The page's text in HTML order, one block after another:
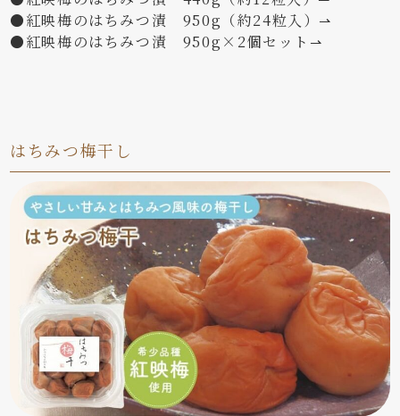
●紅映梅のはちみつ漬 950g（約24粒入）⇀
●紅映梅のはちみつ漬 950g×2個セット⇀
はちみつ梅干し